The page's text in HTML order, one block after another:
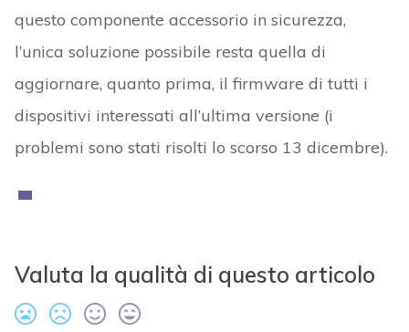
questo componente accessorio in sicurezza,
l’unica soluzione possibile resta quella di
aggiornare, quanto prima, il firmware di tutti i
dispositivi interessati all’ultima versione (i
problemi sono stati risolti lo scorso 13 dicembre).
Valuta la qualità di questo articolo